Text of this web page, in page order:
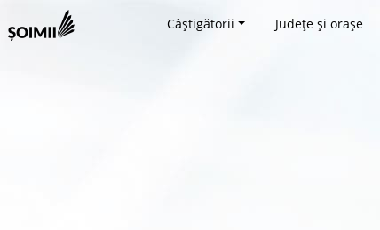
Câștigătorii Județe și orașe